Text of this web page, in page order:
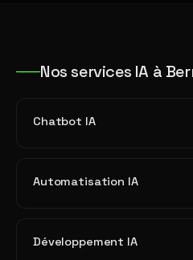
Nos services IA à
Chatbot IA
Automatisation IA
Développement IA